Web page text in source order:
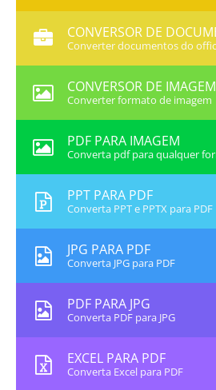
CONVERSOR DE
Converter documentos do
CONVERSOR DE IMAGEM
Converter formato de imagem
PDF PARA IMAGEM
Converta pdf para qualquer
PPT PARA PDF
Converta PPT e PPTX para PDF
JPG PARA PDF
Converta JPG para PDF
PDF PARA JPG
Converta PDF para JPG
EXCEL PARA PDF
Converta Excel para PDF